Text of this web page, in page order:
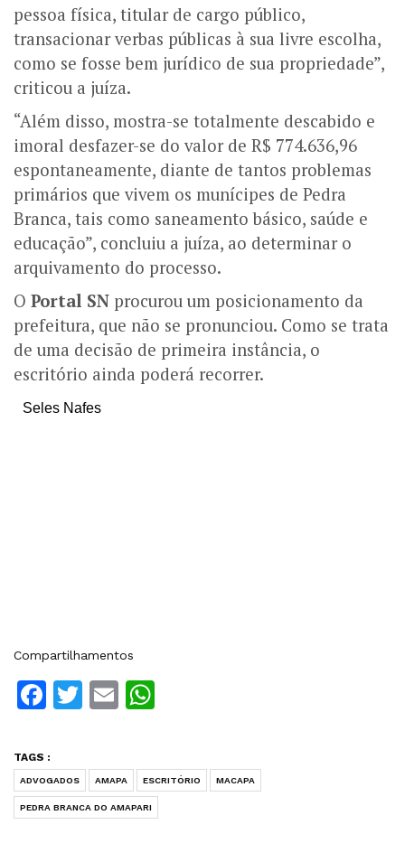
pessoa física, titular de cargo público,
transacionar verbas públicas à sua livre escolha,
como se fosse bem jurídico de sua propriedade”,
criticou a juíza.
“Além disso, mostra-se totalmente descabido e
imoral desfazer-se do valor de R$ 774.636,96
espontaneamente, diante de tantos problemas
primários que vivem os munícipes de Pedra
Branca, tais como saneamento básico, saúde e
educação”, concluiu a juíza, ao determinar o
arquivamento do processo.
O Portal SN procurou um posicionamento da
prefeitura, que não se pronunciou. Como se trata
de uma decisão de primeira instância, o
escritório ainda poderá recorrer.
Seles Nafes
Compartilhamentos
Facebook
Twitter
Email
TAGS :
ADVOGADOS AMAPA ESCRITÓRIO MACAPA
PEDRA BRANCA DO AMAPARI